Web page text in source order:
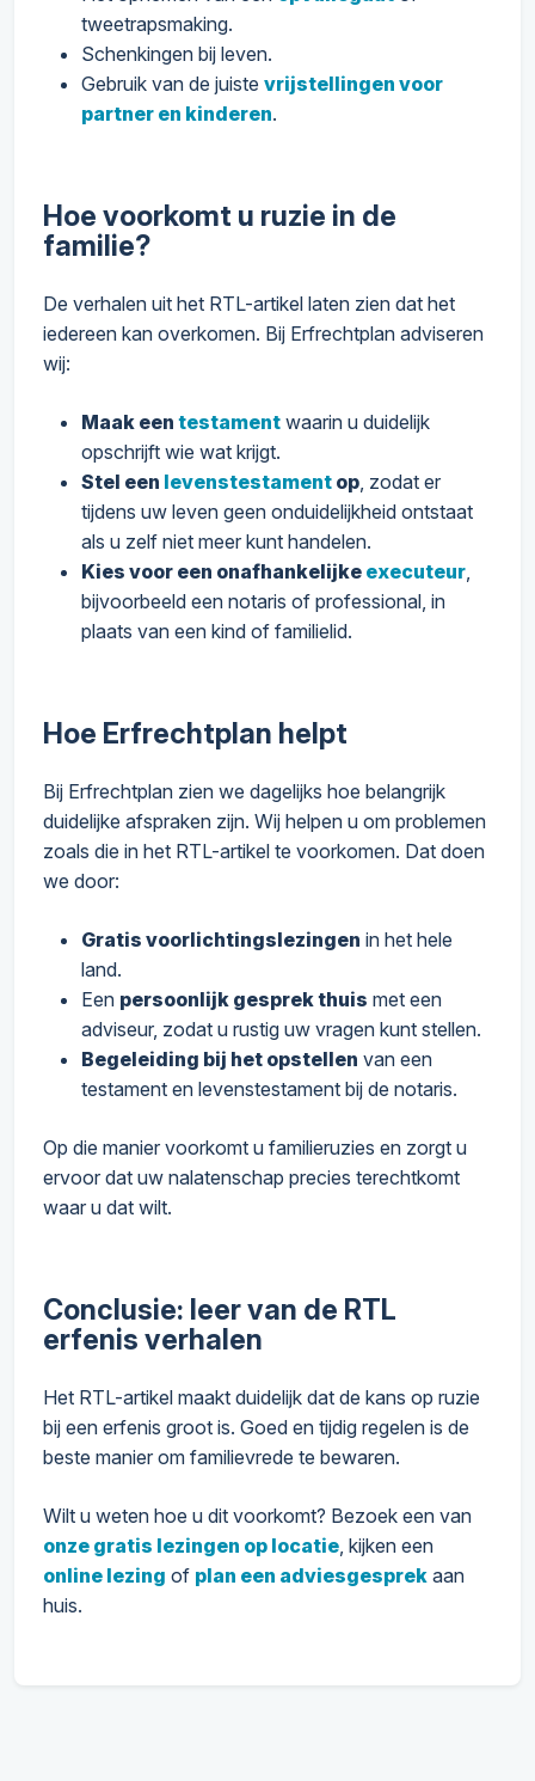
tweetrapsmaking.
Schenkingen bij leven.
Gebruik van de juiste vrijstellingen voor
partner en kinderen.
Hoe voorkomt u ruzie in de
familie?
De verhalen uit het RTL-artikel laten zien dat het
iedereen kan overkomen. Bij Erfrechtplan adviseren
wij:
Maak een testament waarin u duidelijk
opschrijft wie wat krijgt.
Stel een levenstestament op, zodat er
tijdens uw leven geen onduidelijkheid ontstaat
als u zelf niet meer kunt handelen.
Kies voor een onafhankelijke executeur,
bijvoorbeeld een notaris of professional, in
plaats van een kind of familielid.
Hoe Erfrechtplan helpt
Bij Erfrechtplan zien we dagelijks hoe belangrijk
duidelijke afspraken zijn. Wij helpen u om problemen
zoals die in het RTL-artikel te voorkomen. Dat doen
we door:
Gratis voorlichtingslezingen in het hele
land.
Een persoonlijk gesprek thuis met een
adviseur, zodat u rustig uw vragen kunt stellen.
Begeleiding bij het opstellen van een
testament en levenstestament bij de notaris.
Op die manier voorkomt u familieruzies en zorgt u
ervoor dat uw nalatenschap precies terechtkomt
waar u dat wilt.
Conclusie: leer van de RTL
erfenis verhalen
Het RTL-artikel maakt duidelijk dat de kans op ruzie
bij een erfenis groot is. Goed en tijdig regelen is de
beste manier om familievrede te bewaren.
Wilt u weten hoe u dit voorkomt? Bezoek een van
onze gratis lezingen op locatie, kijken een
online lezing of plan een adviesgesprek aan
huis.